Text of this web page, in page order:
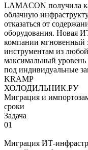
LAMACON получила
облачную
отказаться от
оборудования. Новая
компании мгновенный
инструментам из
максимальный уровень
под индивидуальные
KRAMP
ХОЛОДИЛЬНИК.РУ
Миграция и
сроки
Задача
01
Миграция ИТ-